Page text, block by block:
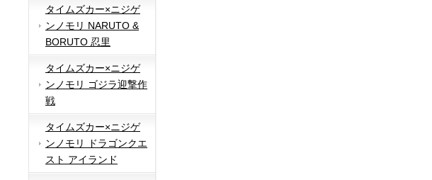
タイムズカー×ニジゲ
ンノモリ NARUTO &
BORUTO 忍里
タイムズカー×ニジゲ
ンノモリ ゴジラ迎撃作
戦
タイムズカー×ニジゲ
ンノモリ ドラゴンクエ
スト アイランド